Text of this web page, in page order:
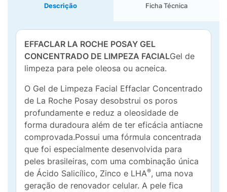
Descrição Ficha Técnica
EFFACLAR LA ROCHE POSAY GEL
CONCENTRADO DE LIMPEZA FACIALGel de
limpeza para pele oleosa ou acneica.
O Gel de Limpeza Facial Effaclar Concentrado
de La Roche Posay desobstrui os poros
profundamente e reduz a oleosidade de
forma duradoura além de ter eficácia antiacne
comprovada.Possui uma fórmula concentrada
que foi especialmente desenvolvida para
peles brasileiras, com uma combinação única
de Ácido Salicílico, Zinco e LHA®, uma nova
geração de renovador celular. A pele fica